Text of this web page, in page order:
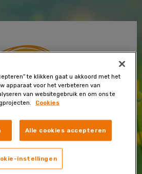
is ontvangen
te klikken gaat u akkoord met het
apparaat voor het verbeteren van
van websitegebruik en om ons te
Cookies
Alle cookies accepteren
instellingen